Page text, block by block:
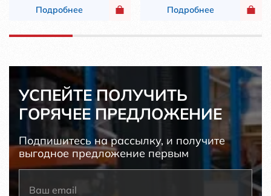
Подробнее Подробнее
УСПЕЙТЕ ПОЛУЧИТЬ
ГОРЯЧЕЕ ПРЕДЛОЖЕНИЕ
Подпишитесь на рассылку, и получите
выгодное предложение первым